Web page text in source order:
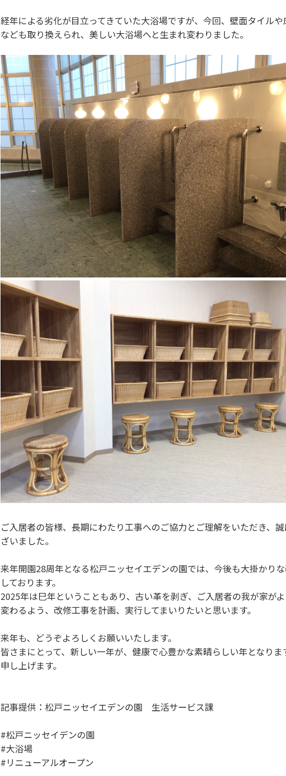
経年による劣化が目立ってきていた大浴場ですが、今回、壁面タイル
なども取り換えられ、美しい大浴場へと生まれ変わりました。
ご入居者の皆様、長期にわたり工事へのご協力とご理解をいただき、
ざいました。
来年開園28周年となる松戸ニッセイエデンの園では、今後も大掛かり
しております。
2025年は巳年ということもあり、古い革を剥ぎ、ご入居者の我が家が
変わるよう、改修工事を計画、実行してまいりたいと思います。
来年も、どうぞよろしくお願いいたします。
皆さまにとって、新しい一年が、健康で心豊かな素晴らしい年となりま
申し上げます。
記事提供：松戸ニッセイエデンの園 生活サービス課
#松戸ニッセイデンの園
#大浴場
#リニューアルオープン